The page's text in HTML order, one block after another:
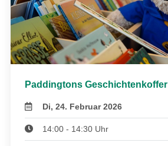
Paddingtons Geschichtenkoffer
Di, 24. Februar 2026
14:00 - 14:30 Uhr